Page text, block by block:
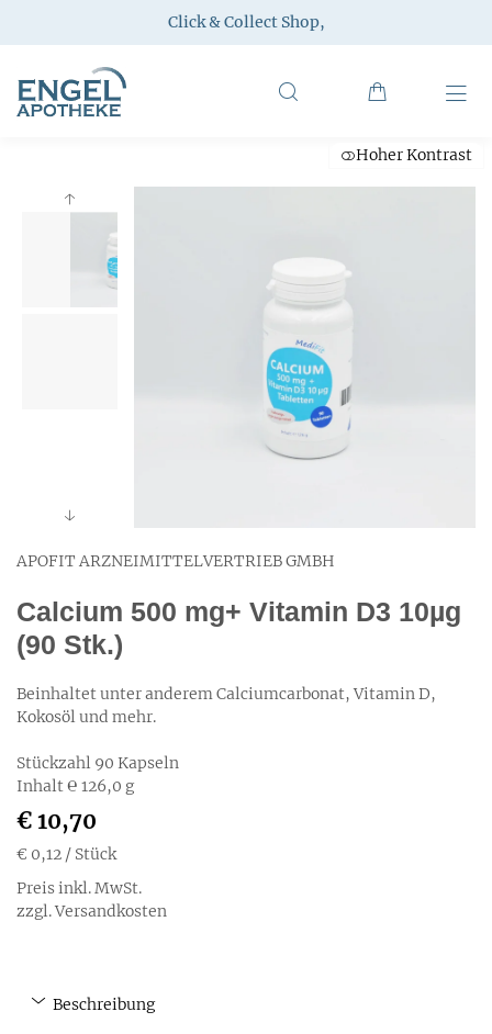
Click & Collect Shop,
Hoher Kontrast
APOFIT ARZNEIMITTELVERTRIEB GMBH
Calcium 500 mg+ Vitamin D3 10µg
(90 Stk.)
Beinhaltet unter anderem Calciumcarbonat, Vitamin D,
Kokosöl und mehr.
Stückzahl 90 Kapseln
Inhalt ℮ 126,0 g
€ 10,70
€ 0,12 / Stück
Preis inkl. MwSt.
zzgl. Versandkosten
Beschreibung